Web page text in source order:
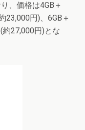
、価格は4GB＋
23,000円)、6GB＋
約27,000円)とな